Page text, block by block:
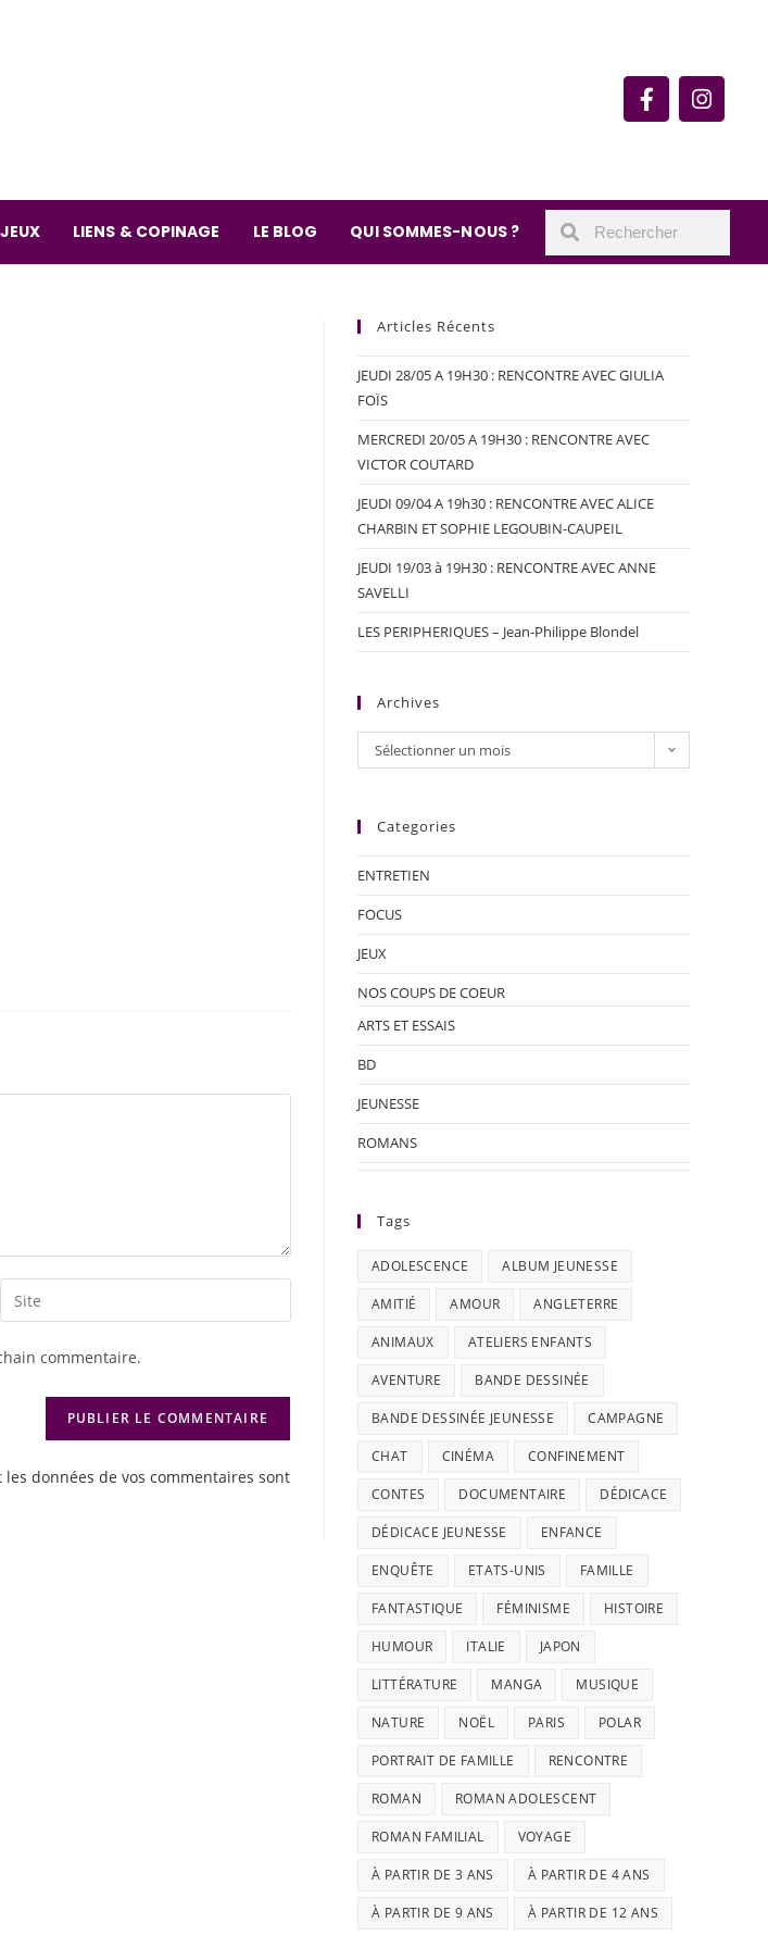
JEUX LIENS & COPINAGE LE BLOG QUI SOMMES-NOUS ?
commentaire.
données de vos commentaires sont
Articles Récents
JEUDI 28/05 A 19H30 : RENCONTRE AVEC GIULIA
FOÏS
MERCREDI 20/05 A 19H30 : RENCONTRE AVEC
VICTOR COUTARD
JEUDI 09/04 A 19h30 : RENCONTRE AVEC ALICE
CHARBIN ET SOPHIE LEGOUBIN-CAUPEIL
JEUDI 19/03 à 19H30 : RENCONTRE AVEC ANNE
SAVELLI
LES PERIPHERIQUES – Jean-Philippe Blondel
Archives
Sélectionner un mois
Categories
ENTRETIEN
FOCUS
JEUX
NOS COUPS DE COEUR
ARTS ET ESSAIS
BD
JEUNESSE
ROMANS
Tags
ADOLESCENCE ALBUM JEUNESSE
AMITIÉ AMOUR ANGLETERRE
ANIMAUX ATELIERS ENFANTS
AVENTURE BANDE DESSINÉE
BANDE DESSINÉE JEUNESSE CAMPAGNE
CHAT CINÉMA CONFINEMENT
CONTES DOCUMENTAIRE DÉDICACE
DÉDICACE JEUNESSE ENFANCE
ENQUÊTE ETATS-UNIS FAMILLE
FANTASTIQUE FÉMINISME HISTOIRE
HUMOUR ITALIE JAPON
LITTÉRATURE MANGA MUSIQUE
NATURE NOËL PARIS POLAR
PORTRAIT DE FAMILLE RENCONTRE
ROMAN ROMAN ADOLESCENT
ROMAN FAMILIAL VOYAGE
À PARTIR DE 3 ANS À PARTIR DE 4 ANS
À PARTIR DE 9 ANS À PARTIR DE 12 ANS